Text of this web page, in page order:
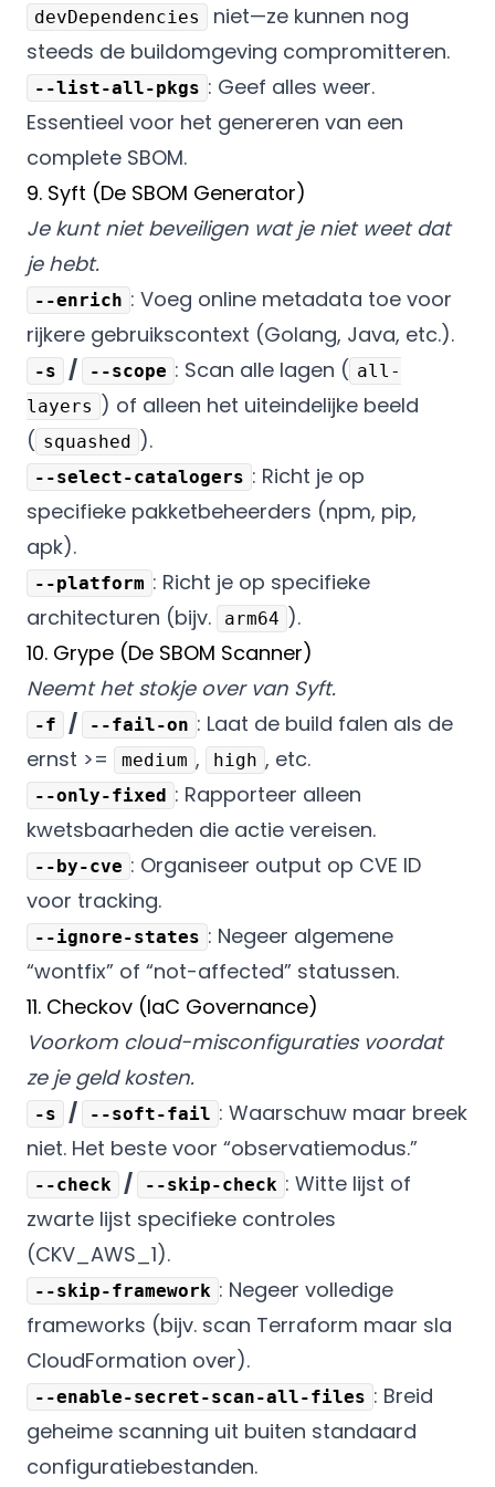
devDependencies
niet—ze kunnen nog
steeds de buildomgeving compromitteren.
--list-all-pkgs : Geef alles weer.
Essentieel voor het genereren van een
complete SBOM.
9. Syft (De SBOM Generator)
Je kunt niet beveiligen wat je niet weet dat
je hebt.
--enrich : Voeg online metadata toe voor
rijkere gebruikscontext (Golang, Java, etc.).
-s / --scope : Scan alle lagen ( all-
layers ) of alleen het uiteindelijke beeld
( squashed ).
--select-catalogers : Richt je op
specifieke pakketbeheerders (npm, pip,
apk).
--platform : Richt je op specifieke
architecturen (bijv.
arm64 ).
10. Grype (De SBOM Scanner)
Neemt het stokje over van Syft.
-f / --fail-on : Laat de build falen als de
ernst >=
medium , high , etc.
--only-fixed : Rapporteer alleen
kwetsbaarheden die actie vereisen.
--by-cve : Organiseer output op CVE ID
voor tracking.
--ignore-states : Negeer algemene
“wontfix” of “not-affected” statussen.
11. Checkov (IaC Governance)
Voorkom cloud-misconfiguraties voordat
ze je geld kosten.
-s / --soft-fail : Waarschuw maar breek
niet. Het beste voor “observatiemodus.”
--check / --skip-check : Witte lijst of
zwarte lijst specifieke controles
(CKV_AWS_1).
--skip-framework : Negeer volledige
frameworks (bijv. scan Terraform maar sla
CloudFormation over).
--enable-secret-scan-all-files : Breid
geheime scanning uit buiten standaard
configuratiebestanden.